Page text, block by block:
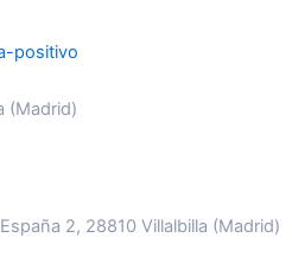
(Madrid)
2, 28810 Villalbilla (Madrid)